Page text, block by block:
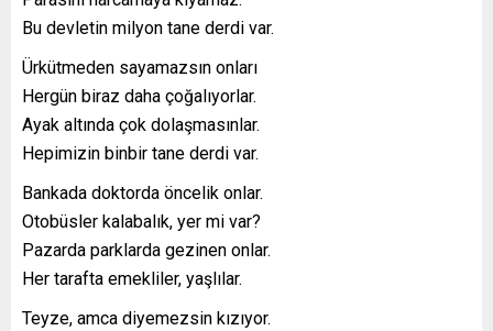
Bu devletin milyon tane derdi var.
Ürkütmeden sayamazsın onları
Hergün biraz daha çoğalıyorlar.
Ayak altında çok dolaşmasınlar.
Hepimizin binbir tane derdi var.
Bankada doktorda öncelik onlar.
Otobüsler kalabalık, yer mi var?
Pazarda parklarda gezinen onlar.
Her tarafta emekliler, yaşlılar.
Teyze, amca diyemezsin kızıyor.